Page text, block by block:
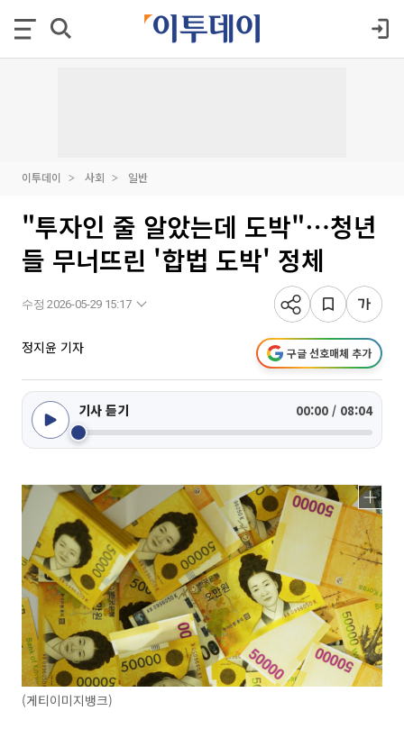
이투데이 사회 일반
"투자인 줄 알았는데 도박"⋯청년
들 무너뜨린 '합법 도박' 정체
수정 2026-05-29 15:17
정지윤 기자 구글 선호매체 추가
기사 듣기 00:00 / 08:04
(게티이미지뱅크)